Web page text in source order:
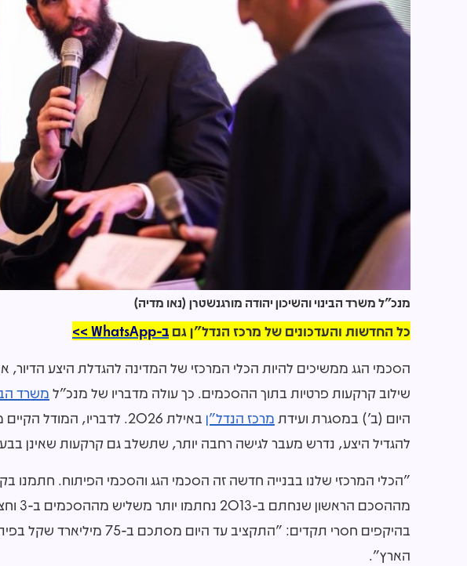
מנכ"ל משרד הבינוי והשיכון יהודה מורגנשטרן (נאו מדיה)
כל החדשות והעדכונים של מרכז הנדל"ן גם ב-WhatsApp >>
הסכמי הגג ממשיכים להיות הכלי המרכזי של המדינה להגדלת היצע הדיור,
שילוב קרקעות פרטיות בתוך ההסכמים. כך עולה מדבריו של מנכ"ל משרד
היום (ב') במסגרת ועידת מרכז הנדל"ן
באילת 2026. לדבריו,
להגדיל היצע, נדרש מעבר לגישה רחבה יותר, שתשלב גם קרקעות שאינן
הארץ".